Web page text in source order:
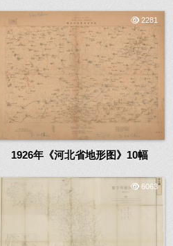
2281
1926年《河北省地形图》10幅
6063